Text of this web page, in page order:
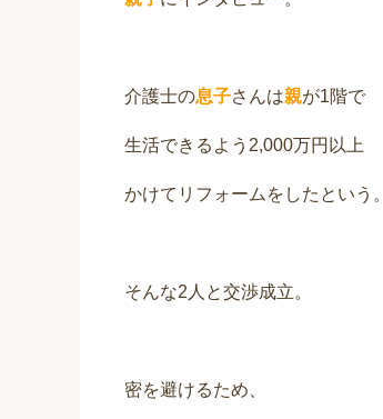
介護士の息子さんは親が1階で
生活できるよう2,000万円以上
かけてリフォームをしたという。
そんな2人と交渉成立。
密を避けるため、